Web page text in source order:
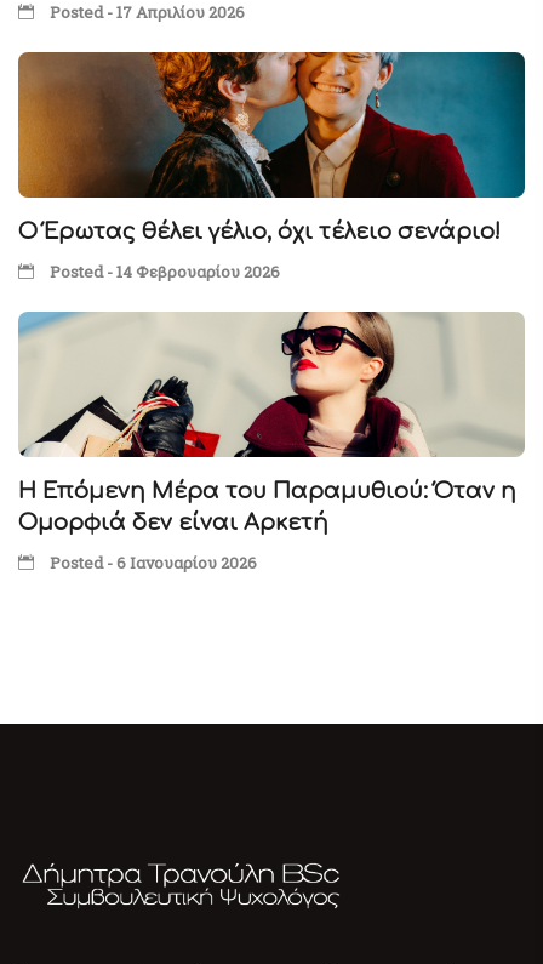
Posted - 17 Απριλίου 2026
Ο Έρωτας θέλει γέλιο, όχι τέλειο σενάριο!
Posted - 14 Φεβρουαρίου 2026
Η Επόμενη Μέρα του Παραμυθιού: Όταν η
Ομορφιά δεν είναι Αρκετή
Posted - 6 Ιανουαρίου 2026